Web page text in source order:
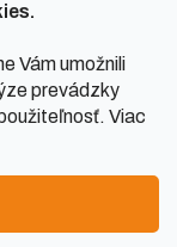
Vám umožnili
prevádzky
Viac